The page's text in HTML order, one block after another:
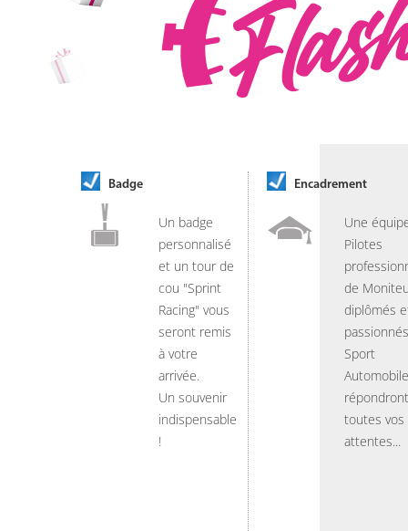
Badge
Un badge
personnalisé
et un tour de
cou "Sprint
Racing" vous
seront remis
à votre
arrivée.
Un souvenir
indispensable
!
Encadrement
Une
Pilotes
de
diplômés
Sport
Automobile
toutes vos
attentes...